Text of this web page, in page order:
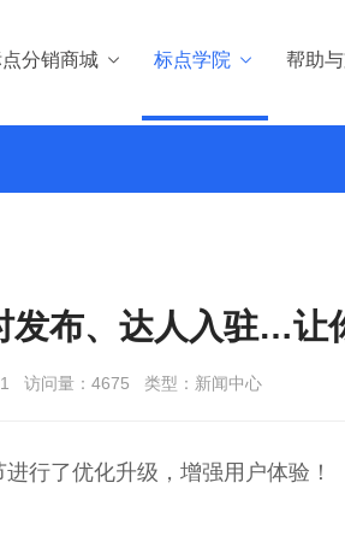
分销商城 标点学院 帮助
布、达人入驻…让
访问量：4675 类型：新闻中心
行了优化升级，增强用户体验！